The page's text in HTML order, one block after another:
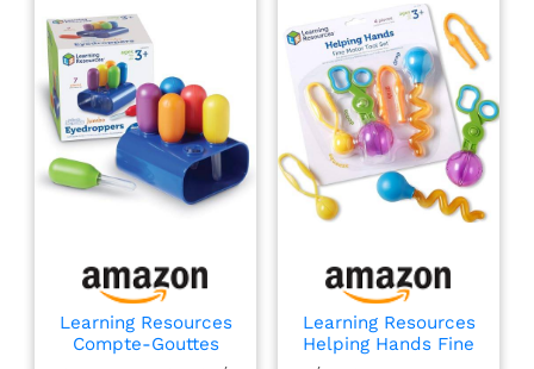
Learning Resources
Compte-Gouttes
Learning Resources
Helping Hands Fine